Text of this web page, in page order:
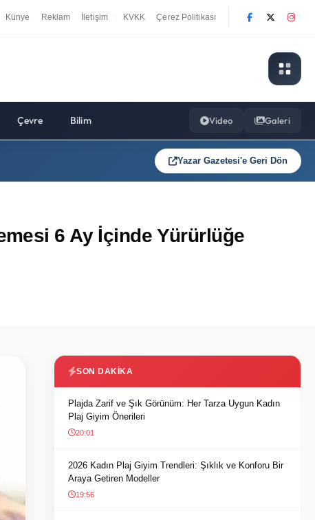
Künye Reklam İletişim KVKK Çerez Politikası
Çevre Bilim Video Galeri
Yazar Gazetesi'e Geri Dön
6 Ay İçinde Yürürlüğe
SON DAKIKA
Plajda Zarif ve Şık Görünüm: Her Tarza Uygun Kadın
Plaj Giyim Önerileri
20:01
2026 Kadın Plaj Giyim Trendleri: Şıklık ve Konforu Bir
Araya Getiren Modeller
19:56